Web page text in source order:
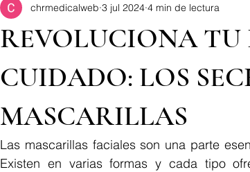
REVOLUCIONA TU
CUIDADO: LOS
MASCARILLAS
chrmedicalweb 3 jul 2024 4 min de lectura
Las mascarillas faciales son una parte
Existen en varias formas y cada tipo